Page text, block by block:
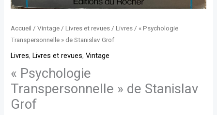
Accueil /Vintage /Livres et revues /Livres / « Psychologie
Transpersonnelle » de Stanislav Grof
Livres, Livres et revues,Vintage
« Psychologie
Transpersonnelle » de Stanislav
Grof